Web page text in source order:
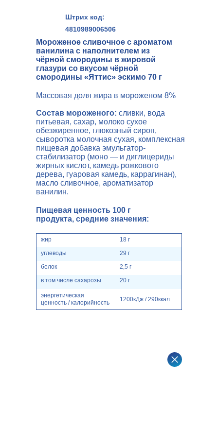
Штрих код:
4810989006506
Мороженое сливочное с ароматом
ванилина с наполнителем из
чёрной смородины в жировой
глазури со вкусом чёрной
смородины «Яттис» эскимо 70 г
Массовая доля жира в мороженом 8%
Состав мороженого: сливки, вода
питьевая, сахар, молоко сухое
обезжиренное, глюкозный сироп,
сыворотка молочная сухая, комплексная
пищевая добавка эмульгатор-
стабилизатор (моно — и диглицериды
жирных кислот, камедь рожкового
дерева, гуаровая камедь, каррагинан),
масло сливочное, ароматизатор
ванилин.
Пищевая ценность 100 г
продукта, средние значения:
жир
углеводы
белок
в том числе сахарозы
18 г
29 г
2,5 г
20 г
энергетическая
ценность / калорийность
1200кДж / 290ккал